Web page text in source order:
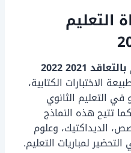
التعليم
2021 2022
الاختبارات الكتابية،
التعليم الثانوي
تتيح هذه النماذج
الديداكتيك، وعلوم
لمباريات التعليم.